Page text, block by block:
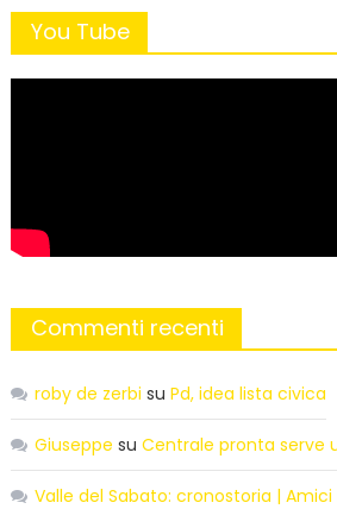
You Tube
Commenti recenti
roby de zerbi su Pd, idea lista civica
Giuseppe su Centrale pronta serve
Valle del Sabato: cronostoria |